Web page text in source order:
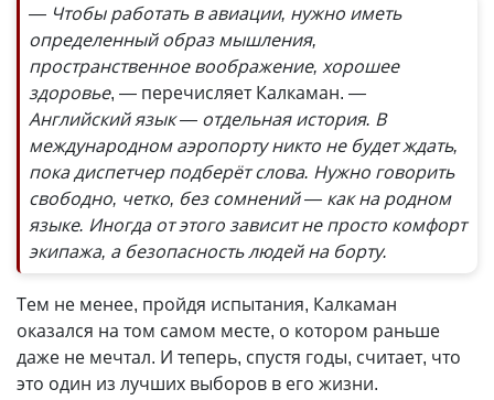
— Чтобы работать в авиации, нужно иметь
определенный образ мышления,
пространственное воображение, хорошее
здоровье, — перечисляет Калкаман. —
Английский язык — отдельная история. В
международном аэропорту никто не будет ждать,
пока диспетчер подберёт слова. Нужно говорить
свободно, четко, без сомнений — как на родном
языке. Иногда от этого зависит не просто комфорт
экипажа, а безопасность людей на борту.
Тем не менее, пройдя испытания, Калкаман
оказался на том самом месте, о котором раньше
даже не мечтал. И теперь, спустя годы, считает, что
это один из лучших выборов в его жизни.